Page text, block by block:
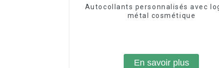
Autocollants personnalisés avec
métal cosmétique
En savoir plus